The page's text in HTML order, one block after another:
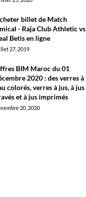
billet de Match
- Raja Club Athletic vs
Betis en ligne
27, 2019
BIM Maroc du 01
2020 : des verres à
colorés, verres à jus, à jus
et à jus imprimés
20, 2020